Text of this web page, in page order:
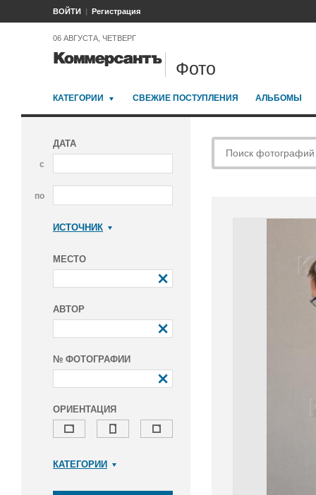
ВОЙТИ Регистрация
06 АВГУСТА, ЧЕТВЕРГ
Фото
КАТЕГОРИИ СВЕЖИЕ ПОСТУПЛЕНИЯ АЛЬБОМЫ
ДАТА
с
по
ИСТОЧНИК
МЕСТО
АВТОР
№ ФОТОГРАФИИ
ОРИЕНТАЦИЯ
КАТЕГОРИИ